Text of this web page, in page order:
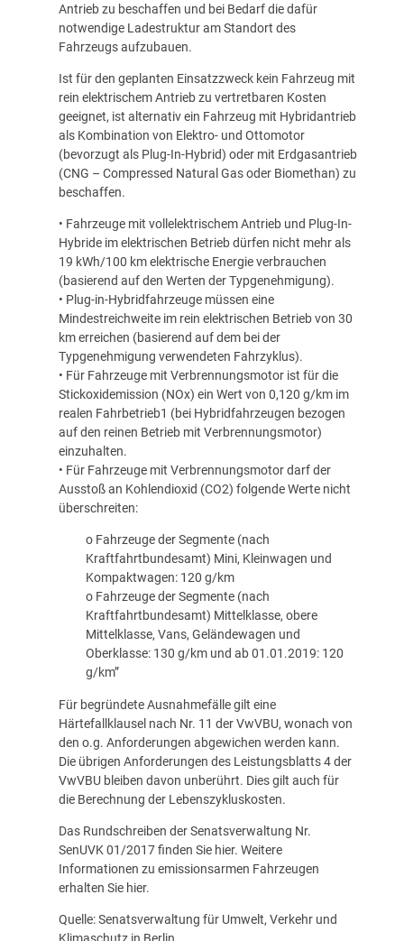
Antrieb zu beschaffen und bei Bedarf die dafür
notwendige Ladestruktur am Standort des
Fahrzeugs aufzubauen.
Ist für den geplanten Einsatzzweck kein Fahrzeug mit
rein elektrischem Antrieb zu vertretbaren Kosten
geeignet, ist alternativ ein Fahrzeug mit Hybridantrieb
als Kombination von Elektro- und Ottomotor
(bevorzugt als Plug-In-Hybrid) oder mit Erdgasantrieb
(CNG – Compressed Natural Gas oder Biomethan) zu
beschaffen.
• Fahrzeuge mit vollelektrischem Antrieb und Plug-In-
Hybride im elektrischen Betrieb dürfen nicht mehr als
19 kWh/100 km elektrische Energie verbrauchen
(basierend auf den Werten der Typgenehmigung).
• Plug-in-Hybridfahrzeuge müssen eine
Mindestreichweite im rein elektrischen Betrieb von 30
km erreichen (basierend auf dem bei der
Typgenehmigung verwendeten Fahrzyklus).
• Für Fahrzeuge mit Verbrennungsmotor ist für die
Stickoxidemission (NOx) ein Wert von 0,120 g/km im
realen Fahrbetrieb1 (bei Hybridfahrzeugen bezogen
auf den reinen Betrieb mit Verbrennungsmotor)
einzuhalten.
• Für Fahrzeuge mit Verbrennungsmotor darf der
Ausstoß an Kohlendioxid (CO2) folgende Werte nicht
überschreiten:
o Fahrzeuge der Segmente (nach
Kraftfahrtbundesamt) Mini, Kleinwagen und
Kompaktwagen: 120 g/km
o Fahrzeuge der Segmente (nach
Kraftfahrtbundesamt) Mittelklasse, obere
Mittelklasse, Vans, Geländewagen und
Oberklasse: 130 g/km und ab 01.01.2019: 120
g/km”
Für begründete Ausnahmefälle gilt eine
Härtefallklauselnach Nr. 11 der VwVBU, wonach von
den o.g. Anforderungen abgewichen werden kann.
Die übrigen Anforderungen des Leistungsblatts 4 der
VwVBU bleiben davon unberührt. Dies gilt auch für
die Berechnung der Lebenszykluskosten.
Das Rundschreiben der Senatsverwaltung Nr.
SenUVK 01/2017 finden Sie hier. Weitere
Informationen zu emissionsarmen Fahrzeugen
erhalten Sie hier.
Quelle: Senatsverwaltung für Umwelt, Verkehr und